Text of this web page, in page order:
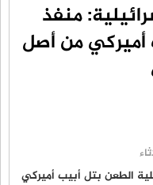
13 الإسرائيلية: منفذ
أميركي من أصل